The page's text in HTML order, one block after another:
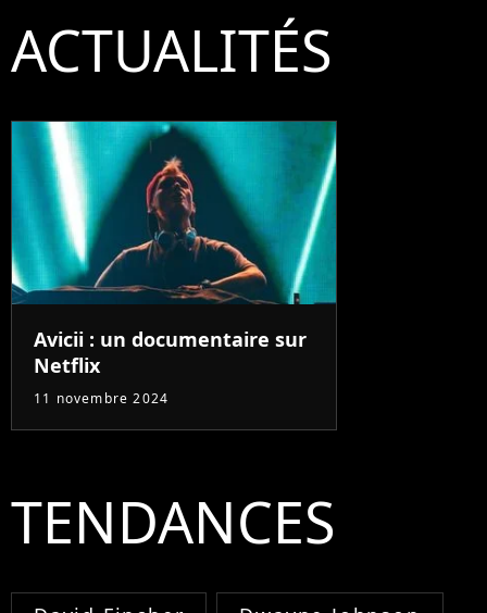
ACTUALITÉS
Avicii : un documentaire sur
Netflix
11 novembre 2024
TENDANCES